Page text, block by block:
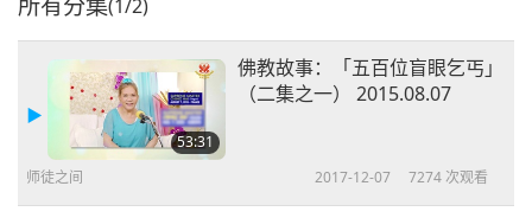
(1/2)
53:31
佛教故事：「五百位盲眼乞丐」
（二集之一） 2015.08.07
师徒之间 2017-12-07 7274 次观看